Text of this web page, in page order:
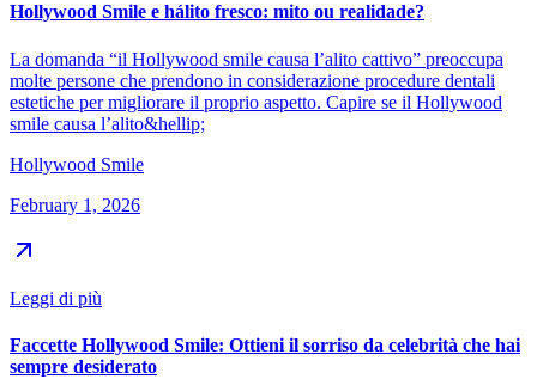
Hollywood Smile e hálito fresco: mito ou realidade?
La domanda “il Hollywood smile causa l’alito cattivo” preoccupa
molte persone che prendono in considerazione procedure dentali
estetiche per migliorare il proprio aspetto. Capire se il Hollywood
smile causa l’alito&hellip;
Hollywood Smile
February 1, 2026
Leggi di più
Faccette Hollywood Smile: Ottieni il sorriso da celebrità che hai
sempre desiderato